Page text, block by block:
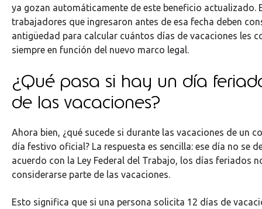
ya gozan automáticamente de este beneficio actualizado.
trabajadores que ingresaron antes de esa fecha deben
antigüedad para calcular cuántos días de vacaciones les
siempre en función del nuevo marco legal.
¿Qué pasa si hay un día
de las vacaciones?
Ahora bien, ¿qué sucede si durante las vacaciones de un
día festivo oficial? La respuesta es sencilla: ese día no se
acuerdo con la Ley Federal del Trabajo, los días feriados
considerarse parte de las vacaciones.
Esto significa que si una persona solicita 12 días de